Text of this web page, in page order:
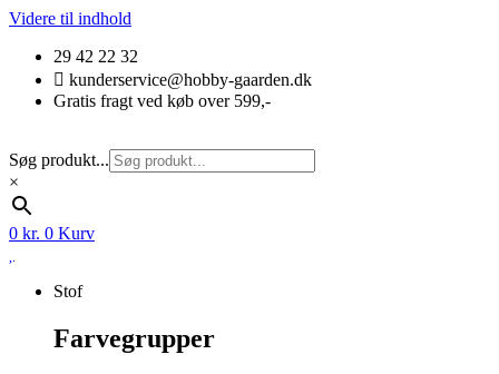
Videre til indhold
29 42 22 32
kunderservice@hobby-gaarden.dk
Gratis fragt ved køb over 599,-
Søg produkt...
×
0 kr. 0 Kurv
Stof
Farvegrupper